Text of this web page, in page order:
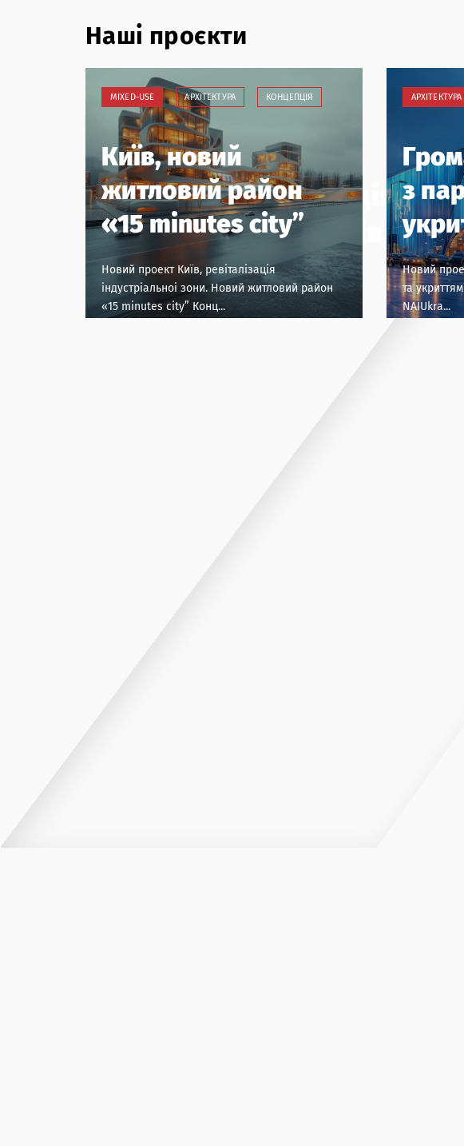
Колаборація NAI
Коворкінгів
Наші проєкти
MIXED-USE АРХІТЕКТУРА КОНЦЕПЦІЯ
Київ, новий
житловий район
«15 minutes city”
Новий проект Київ, ревіталізація
індустріальноі зони. Новий житловий район
«15 minutes city” Конц...
АРХІТЕКТУРА
з
Новий
та
NAIUkra...